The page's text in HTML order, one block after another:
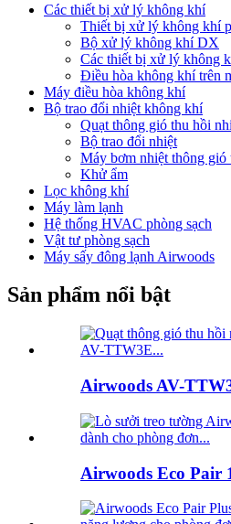
Các thiết bị xử lý không khí
Thiết bị xử lý không khí
Bộ xử lý không khí DX
Các thiết bị xử lý không
Điều hòa không khí trên
Máy điều hòa không khí
Bộ trao đổi nhiệt không khí
Quạt thông gió thu hồi
Bộ trao đổi nhiệt
Máy bơm nhiệt thông gió
Khử ẩm
Lọc không khí
Máy làm lạnh
Hệ thống HVAC phòng sạch
Vật tư phòng sạch
Máy sấy đông lạnh Airwoods
Sản phẩm nổi bật
Airwoods AV-
Airwoods Eco Pair